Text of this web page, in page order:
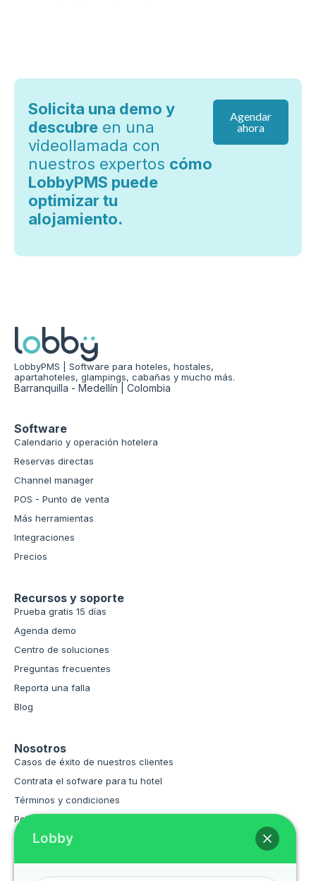
Solicita una demo y
descubre en una
videollamada con
nuestros expertos cómo
LobbyPMS puede
optimizar tu
alojamiento.
Agendar
ahora
LobbyPMS | Software para hoteles, hostales,
apartahoteles, glampings, cabañas y mucho más.
Barranquilla - Medellín | Colombia
Software
Calendario y operación hotelera
Reservas directas
Channel manager
POS - Punto de venta
Más herramientas
Integraciones
Precios
Recursos y soporte
Prueba gratis 15 días
Agenda demo
Centro de soluciones
Preguntas frecuentes
Reporta una falla
Blog
Nosotros
Casos de éxito de nuestros clientes
Contrata el sofware para tu hotel
Términos y condiciones
Políticas de privacidad
Lobby